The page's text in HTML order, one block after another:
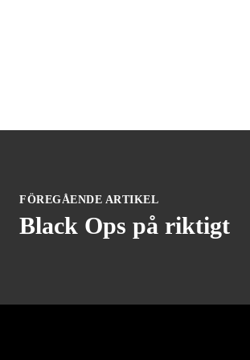
FÖREGÅENDE ARTIKEL
Black Ops på riktigt